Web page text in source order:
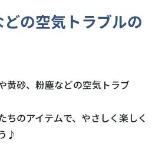
の空気トラブルの
黄砂、粉塵などの空気トラブ
ちのアイテムで、やさしく楽しく
♪